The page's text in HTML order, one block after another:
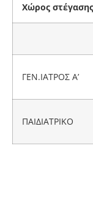
Χώρος
ΓΕΝ.ΙΑΤΡΟΣ Α’
ΠΑΙΔΙΑΤΡΙΚΟ